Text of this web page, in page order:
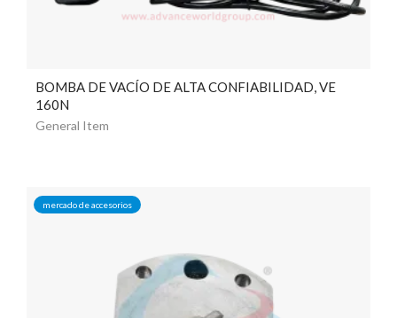
BOMBA DE VACÍO DE ALTA CONFIABILIDAD, VE
160N
General Item
mercado de accesorios